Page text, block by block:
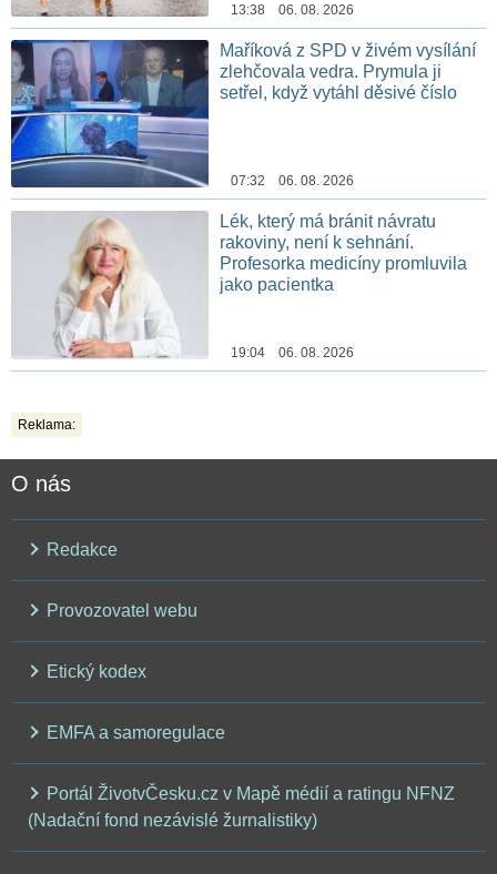
13:38 06. 08. 2026
Maříková z SPD v živém vysílání
zlehčovala vedra. Prymula ji
setřel, když vytáhl děsivé číslo
07:32 06. 08. 2026
Lék, který má bránit návratu
rakoviny, není k sehnání.
Profesorka medicíny promluvila
jako pacientka
19:04 06. 08. 2026
Reklama:
O nás
Redakce
Provozovatel webu
Etický kodex
EMFA a samoregulace
Portál ŽivotvČesku.cz v Mapě médií a ratingu NFNZ
(Nadační fond nezávislé žurnalistiky)